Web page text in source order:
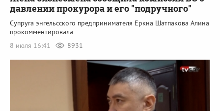
давлении прокурора и его "подручного"
Супруга энгельсского предпринимателя Еркна Шатпакова Алина
прокомментировала
8 июля 16:41
8931